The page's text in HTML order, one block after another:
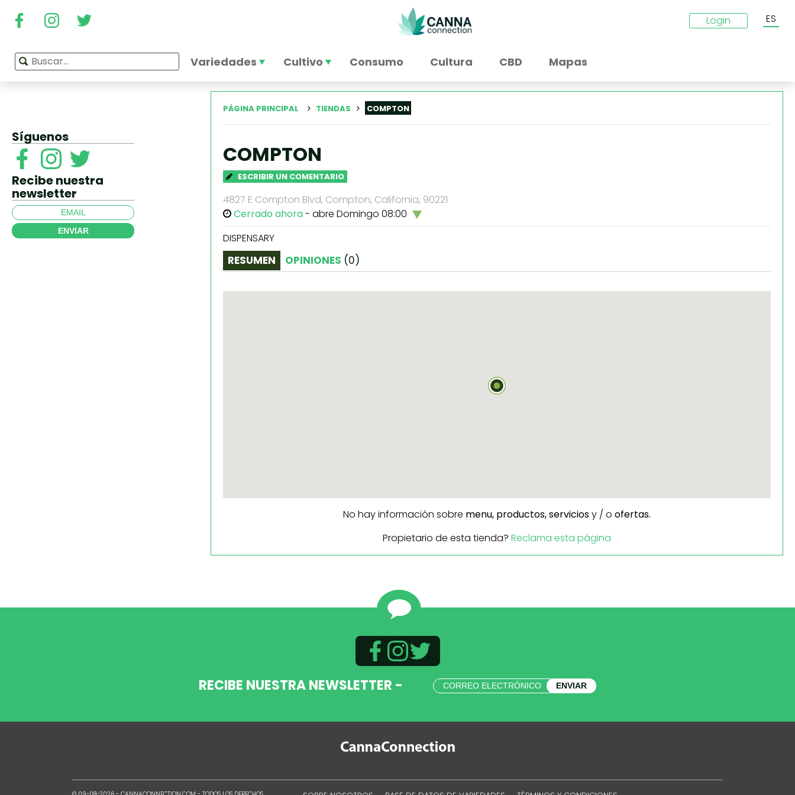
Login ES
Variedades Cultivo Consumo Cultura CBD Mapas
Síguenos
Recibe nuestra
newsletter
ENVIAR
PÁGINA PRINCIPAL TIENDAS COMPTON
COMPTON
ESCRIBIR UN COMENTARIO
4827 E Compton Blvd, Compton, California, 90221
Cerrado ahora- abre Domingo 08:00
DISPENSARY
RESUMEN OPINIONES (0)
No hay información sobre menu, productos,serviciosy / o ofertas.
Propietario de esta tienda? Reclama esta página
RECIBE NUESTRA NEWSLETTER - ENVIAR